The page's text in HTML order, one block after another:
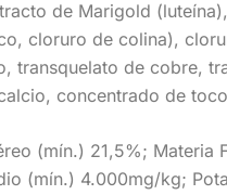
de Marigold
cloruro de colina),
de cobre,
concentrado de
(mín.) 21,5%; Materia
(mín.) 4.000mg/kg;